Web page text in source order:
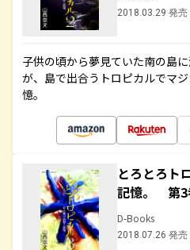
2018.03.29 発売
子供の頃から夢見ていた南の島
が、島で出合うトロピカルでマ
憶。
とろとろト
記憶。 第3
D-Books
2018.07.26 発売